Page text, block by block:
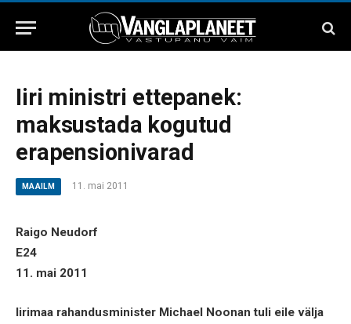
Iiri ministri ettepanek:
maksustada kogutud
erapensionivarad
MAAILM 11. mai 2011
Raigo Neudorf
E24
11. mai 2011
Iirimaa rahandusminister Michael Noonan tuli eile välja